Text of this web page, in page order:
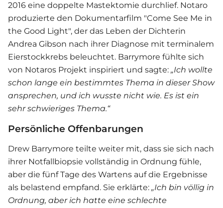
2016 eine doppelte Mastektomie durchlief. Notaro
produzierte den Dokumentarfilm "Come See Me in
the Good Light", der das Leben der Dichterin
Andrea Gibson nach ihrer Diagnose mit terminalem
Eierstockkrebs beleuchtet. Barrymore fühlte sich
von Notaros Projekt inspiriert und sagte: „Ich wollte
schon lange ein bestimmtes Thema in dieser Show
ansprechen, und ich wusste nicht wie. Es ist ein
sehr schwieriges Thema.“
Persönliche Offenbarungen
Drew Barrymore teilte weiter mit, dass sie sich nach
ihrer Notfallbiopsie vollständig in Ordnung fühle,
aber die fünf Tage des Wartens auf die Ergebnisse
als belastend empfand. Sie erklärte: „Ich bin völlig in
Ordnung, aber ich hatte eine schlechte